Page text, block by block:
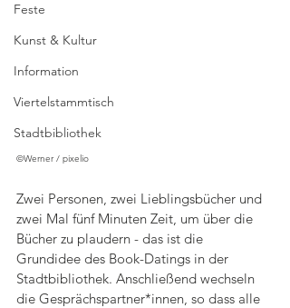
Feste
Kunst & Kultur
Information
Viertelstammtisch
Stadtbibliothek
©Werner / pixelio
Zwei Personen, zwei Lieblingsbücher und
zwei Mal fünf Minuten Zeit, um über die
Bücher zu plaudern - das ist die
Grundidee des Book-Datings in der
Stadtbibliothek. Anschließend wechseln
die Gesprächspartner*innen, so dass alle